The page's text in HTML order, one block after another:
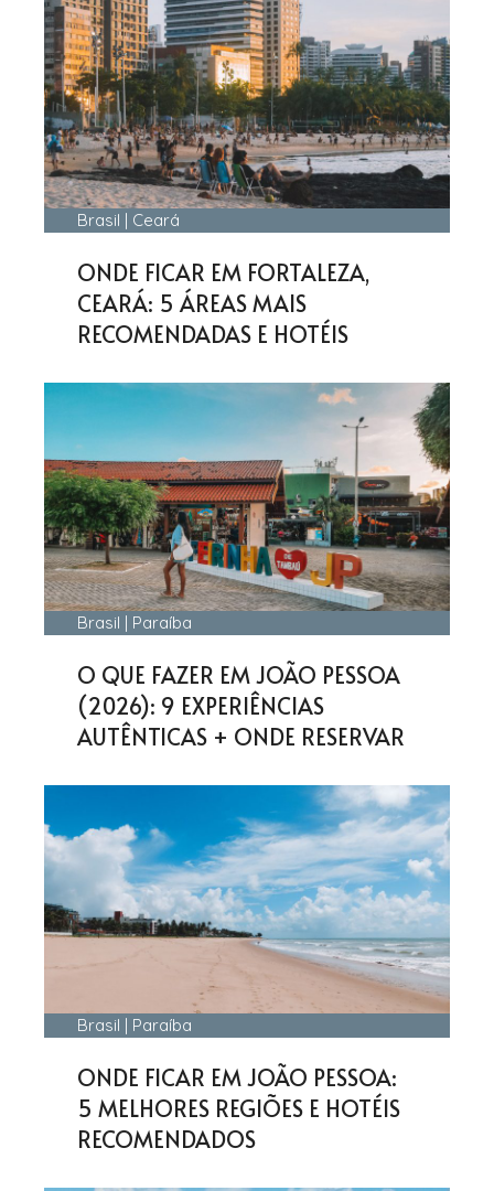
Brasil | Ceará
ONDE FICAR EM FORTALEZA,
CEARÁ: 5 ÁREAS MAIS
RECOMENDADAS E HOTÉIS
Brasil | Paraíba
O QUE FAZER EM JOÃO PESSOA
(2026): 9 EXPERIÊNCIAS
AUTÊNTICAS + ONDE RESERVAR
Brasil | Paraíba
ONDE FICAR EM JOÃO PESSOA:
5 MELHORES REGIÕES E HOTÉIS
RECOMENDADOS